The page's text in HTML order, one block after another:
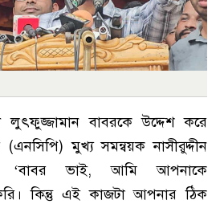
লুৎফুজ্জামান বাবরকে উদ্দেশ করে
(এনসিপি) মুখ্য সমন্বয়ক নাসীরুদ্দীন
‘বাবর ভাই, আমি আপনাকে
কিন্তু এই কাজটা আপনার ঠিক